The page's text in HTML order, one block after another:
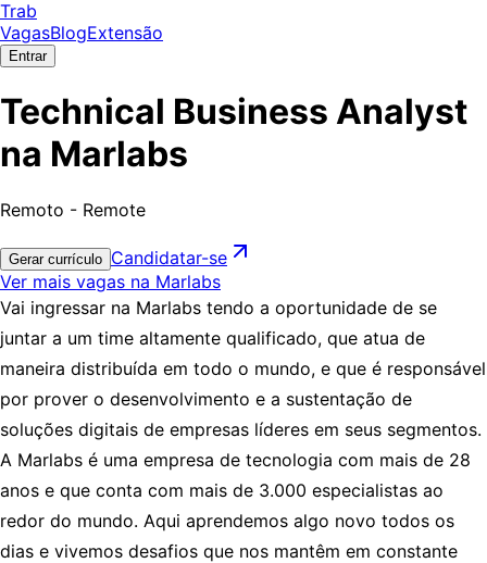
Trab
VagasBlogExtensão
Entrar
Technical Business Analyst
na Marlabs
Remoto - Remote
Gerar currículo Candidatar-se
Ver mais vagas na Marlabs
Vai ingressar na Marlabs tendo a oportunidade de se
juntar a um time altamente qualificado, que atua de
maneira distribuída em todo o mundo, e que é responsável
por prover o desenvolvimento e a sustentação de
soluções digitais de empresas líderes em seus segmentos.
A Marlabs é uma empresa de tecnologia com mais de 28
anos e que conta com mais de 3.000 especialistas ao
redor do mundo. Aqui aprendemos algo novo todos os
dias e vivemos desafios que nos mantêm em constante